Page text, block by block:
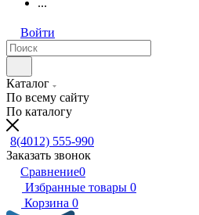
...
Войти
Каталог
По всему сайту
По каталогу
8(4012) 555-990
Заказать звонок
Сравнение0
Избранные товары 0
Корзина 0